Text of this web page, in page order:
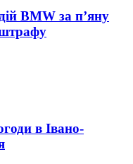
BMW за п’яну
в Івано-